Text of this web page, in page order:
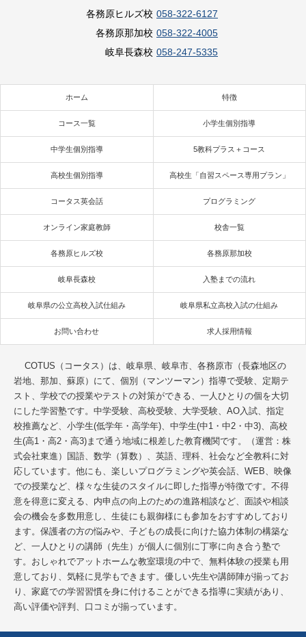
各務原ヒルズ校 058-322-6127
各務原那加校 058-322-4005
岐阜長森校 058-247-5335
ホーム 特徴
コース一覧 小学生個別指導
中学生個別指導 5教科プラス＋コース
高校生個別指導 高校生「自習スペース専用プラン」
コータス英会話 プログラミング
オンライン家庭教師 校舎一覧
各務原ヒルズ校 各務原那加校
岐阜長森校 入塾までの流れ
岐阜県の公立高校入試仕組み 岐阜県私立高校入試の仕組み
お問い合わせ 求人採用情報
COTUS（コータス）は、岐阜県、岐阜市、各務原市（長森地区の
岩地、那加、蘇原）にて、個別（マンツーマン）指導で受験、定期テ
スト、学校での授業やテストの対策ができる、一人ひとりの個を大切
にした学習塾です。中学受験、高校受験、大学受験、AO入試、指定
校推薦など、小学生(低学年・高学年)、中学生(中1・中2・中3)、高校
生(高1・高2・高3)まで通う地域に根差した教育機関です。（運営：株
式会社東進）国語、数学（算数）、英語、理科、社会など全教科に対
応しています。他にも、楽しいプログラミングや英会話、WEB、映像
での授業など、様々な生徒のスタイルに即した指導が特徴です。不得
意を得意に変える、内申点の向上のための進路相談など、面談や相談
会の機会を多数用意し、生徒にも親御様にも参加をおすすめしており
ます。保護者の方の悩みや、子どもの成長に向けた協力体制の構築な
ど、一人ひとりの講師（先生）が個人に個別に丁寧に向き合う塾で
す。おしゃれでアットホームな教室環境の中で、無料体験の授業も用
意しており、気軽に見学もできます。優しい先生や講師陣が揃ってお
り、家庭での学習習慣を身に付けることができる指導に実績があり、
高い評価や評判、口コミが揃っています。